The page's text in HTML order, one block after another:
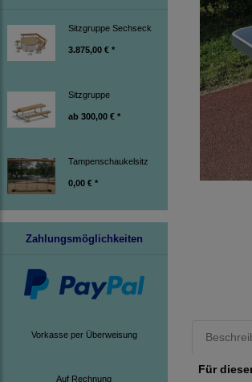
Sitzgruppe Sechseck
3.875,00 € *
Sitzgruppe
ab 300,00 € *
Tampenschaukelsitz
0,00 € *
Zahlungsmöglichkeiten
Vorkasse per Überweisung
Auf Rechnung
Für